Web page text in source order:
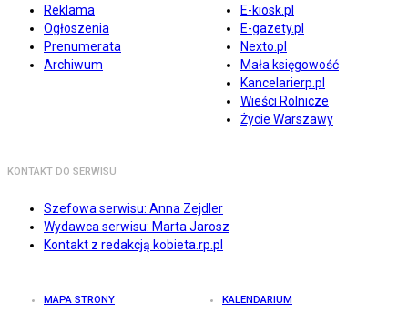
Reklama
Ogłoszenia
Prenumerata
Archiwum
E-kiosk.pl
E-gazety.pl
Nexto.pl
Mała księgowość
Kancelarierp.pl
Wieści Rolnicze
Życie Warszawy
KONTAKT DO SERWISU
Szefowa serwisu: Anna Zejdler
Wydawca serwisu: Marta Jarosz
Kontakt z redakcją kobieta.rp.pl
MAPA STRONY KALENDARIUM